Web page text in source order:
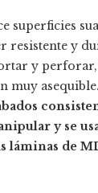
superficies
resistente y
y
muy asequible.
y se
láminas de